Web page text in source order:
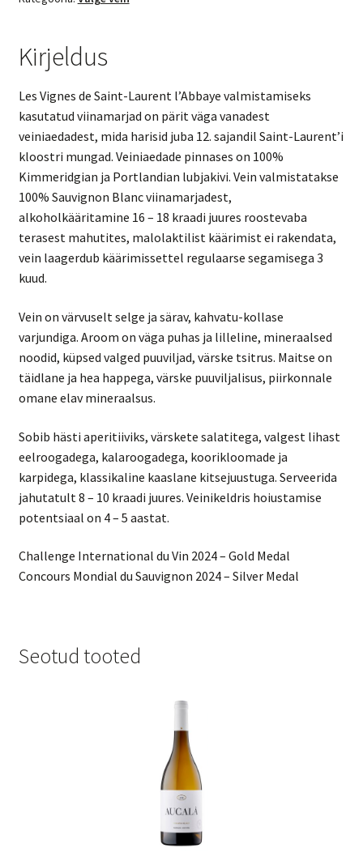
Kirjeldus
Les Vignes de Saint-Laurent l’Abbaye valmistamiseks
kasutatud viinamarjad on pärit väga vanadest
veiniaedadest, mida harisid juba 12. sajandil Saint-Laurent’i
kloostri mungad. Veiniaedade pinnases on 100%
Kimmeridgian ja Portlandian lubjakivi. Vein valmistatakse
100% Sauvignon Blanc viinamarjadest,
alkoholkääritamine 16 – 18 kraadi juures roostevaba
terasest mahutites, malolaktilist käärimist ei rakendata,
vein laagerdub käärimissettel regulaarse segamisega 3
kuud.
Vein on värvuselt selge ja särav, kahvatu-kollase
varjundiga. Aroom on väga puhas ja lilleline, mineraalsed
noodid, küpsed valged puuviljad, värske tsitrus. Maitse on
täidlane ja hea happega, värske puuviljalisus, piirkonnale
omane elav mineraalsus.
Sobib hästi aperitiiviks, värskete salatitega, valgest lihast
eelroogadega, kalaroogadega, koorikloomade ja
karpidega, klassikaline kaaslane kitsejuustuga. Serveerida
jahutatult 8 – 10 kraadi juures. Veinikeldris hoiustamise
potentsiaal on 4 – 5 aastat.
Challenge International du Vin 2024 – Gold Medal
Concours Mondial du Sauvignon 2024 – Silver Medal
Seotud tooted